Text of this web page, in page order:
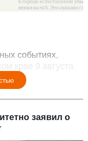
событиях,
крае 9 августа.
заявил о